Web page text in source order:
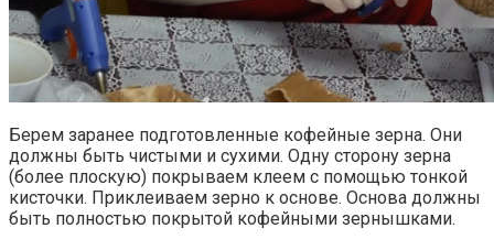
Берем заранее подготовленные кофейные зерна. Они
должны быть чистыми и сухими. Одну сторону зерна
(более плоскую) покрываем клеем с помощью тонкой
кисточки. Приклеиваем зерно к основе. Основа должны
быть полностью покрытой кофейными зернышками.